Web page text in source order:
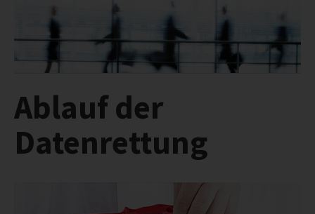
RICHTIG VERPACKEN
IMPRESSUM
AGB
DATENSCHUTZ
Ablauf der
Datenrettung